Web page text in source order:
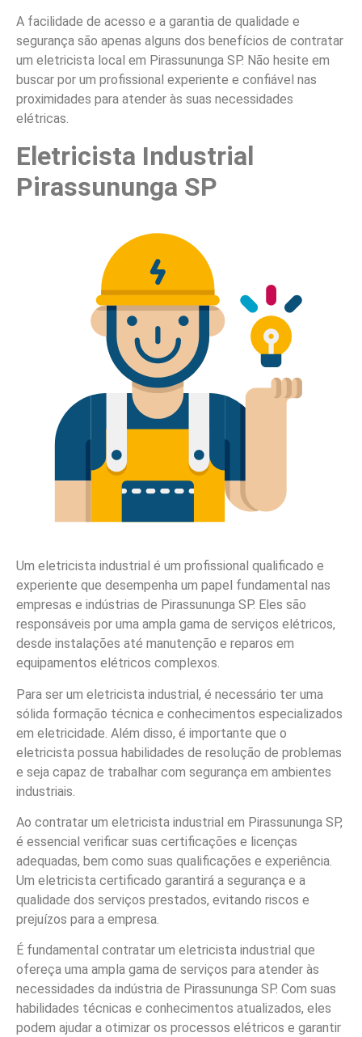
A facilidade de acesso e a garantia de qualidade e
segurança são apenas alguns dos benefícios de contratar
um eletricista local em Pirassununga SP. Não hesite em
buscar por um profissional experiente e confiável nas
proximidades para atender às suas necessidades
elétricas.
Eletricista Industrial
Pirassununga SP
Um eletricista industrial é um profissional qualificado e
experiente que desempenha um papel fundamental nas
empresas e indústrias de Pirassununga SP. Eles são
responsáveis por uma ampla gama de serviços elétricos,
desde instalações até manutenção e reparos em
equipamentos elétricos complexos.
Para ser um eletricista industrial, é necessário ter uma
sólida formação técnica e conhecimentos especializados
em eletricidade. Além disso, é importante que o
eletricista possua habilidades de resolução de problemas
e seja capaz de trabalhar com segurança em ambientes
industriais.
Ao contratar um eletricista industrial em Pirassununga SP,
é essencial verificar suas certificações e licenças
adequadas, bem como suas qualificações e experiência.
Um eletricista certificado garantirá a segurança e a
qualidade dos serviços prestados, evitando riscos e
prejuízos para a empresa.
É fundamental contratar um eletricista industrial que
ofereça uma ampla gama de serviços para atender às
necessidades da indústria de Pirassununga SP. Com suas
habilidades técnicas e conhecimentos atualizados, eles
podem ajudar a otimizar os processos elétricos e garantir